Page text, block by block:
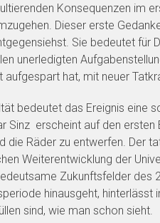
Konsequenzen im
Dieser erste
Sie bedeutet für
unerledigten
aufgespart hat, mit neuer
bedeutet das Ereignis eine
Sinz erscheint auf den ersten
die Räder zu entwerfen. Der
Weiterentwicklung der
Zukunftsfelder des
hinausgeht,
sind, wie man schon sieht.